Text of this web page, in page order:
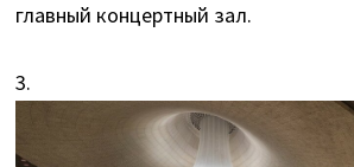
главный концертный зал.
3.